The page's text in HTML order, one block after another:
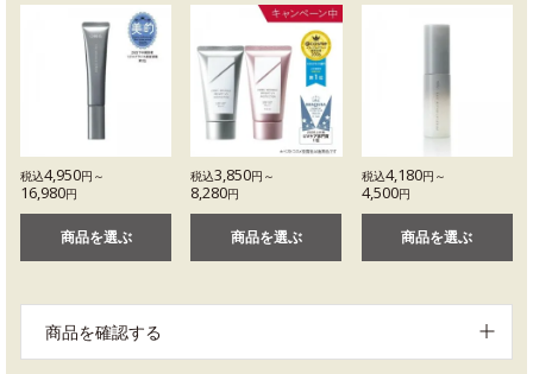
税込4,950円～
16,980円
商品を選ぶ
税込3,850円～
8,280円
商品を選ぶ
税込4,180円～
4,500円
商品を選ぶ
商品を確認する